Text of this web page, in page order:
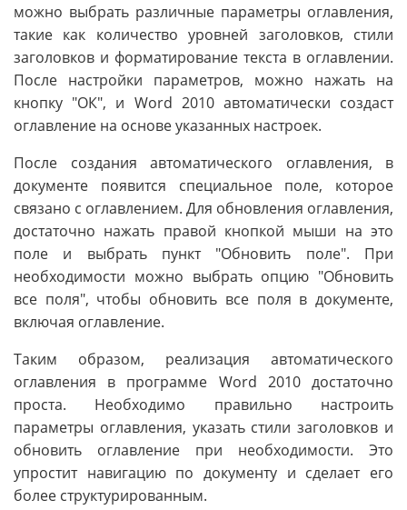
можно выбрать различные параметры оглавления,
такие как количество уровней заголовков, стили
заголовков и форматирование текста в оглавлении.
После настройки параметров, можно нажать на
кнопку "ОК", и Word 2010 автоматически создаст
оглавление на основе указанных настроек.
После создания автоматического оглавления, в
документе появится специальное поле, которое
связано с оглавлением. Для обновления оглавления,
достаточно нажать правой кнопкой мыши на это
поле и выбрать пункт "Обновить поле". При
необходимости можно выбрать опцию "Обновить
все поля", чтобы обновить все поля в документе,
включая оглавление.
Таким образом, реализация автоматического
оглавления в программе Word 2010 достаточно
проста. Необходимо правильно настроить
параметры оглавления, указать стили заголовков и
обновить оглавление при необходимости. Это
упростит навигацию по документу и сделает его
более структурированным.